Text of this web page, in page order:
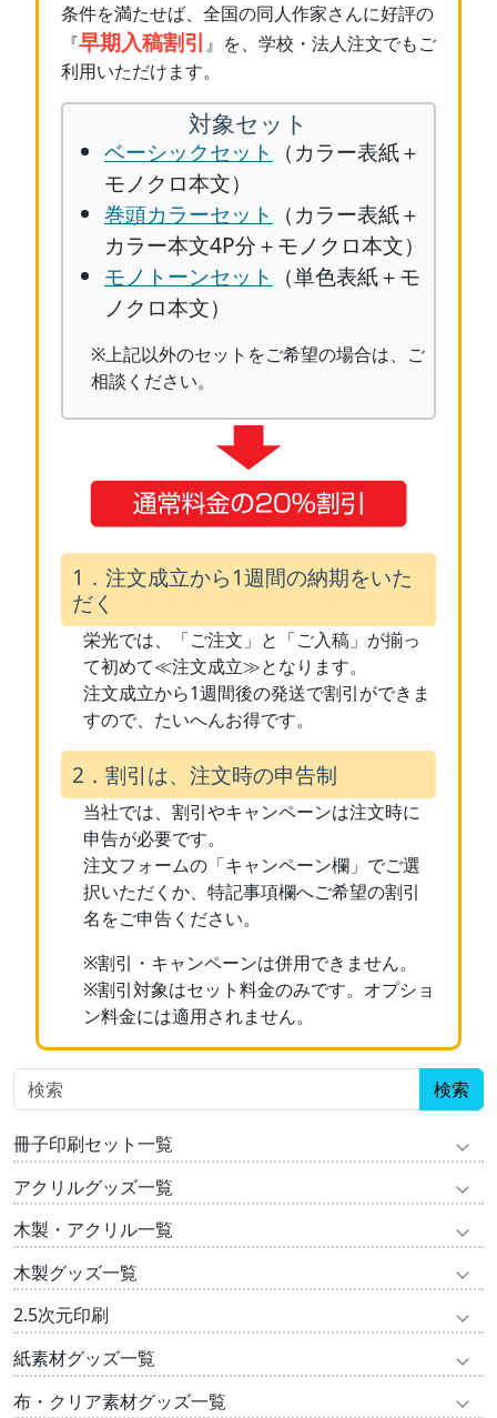
条件を満たせば、全国の同人作家さんに好評の
『早期入稿割引 』を、学校・法人注文でもご
利用いただけます。
対象セット
ベーシックセット （カラー表紙＋
モノクロ本文）
巻頭カラーセット （カラー表紙＋
カラー本文4P分＋モノクロ本文）
モノトーンセット （単色表紙＋モ
ノクロ本文）
※上記以外のセットをご希望の場合は、ご
相談ください。
1．注文成立から1週間の納期をいた
だく
栄光では、「ご注文」と「ご入稿」が揃っ
て初めて≪注文成立≫となります。
注文成立から1週間後の発送で割引ができま
すので、たいへんお得です。
2．割引は、注文時の申告制
当社では、割引やキャンペーンは注文時に
申告が必要です。
注文フォームの「キャンペーン欄」でご選
択いただくか、特記事項欄へご希望の割引
名をご申告ください。
※割引・キャンペーンは併用できません。
※割引対象はセット料金のみです。オプショ
ン料金には適用されません。
検索
冊子印刷セット一覧
アクリルグッズ一覧
木製・アクリル一覧
木製グッズ一覧
2.5次元印刷
紙素材グッズ一覧
布・クリア素材グッズ一覧